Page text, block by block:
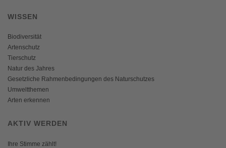
WISSEN
Biodiversität
Artenschutz
Tierschutz
Natur des Jahres
Gesetzliche Rahmenbedingungen des Naturschutzes
Umweltthemen
Arten erkennen
AKTIV WERDEN
Ihre Stimme zählt!